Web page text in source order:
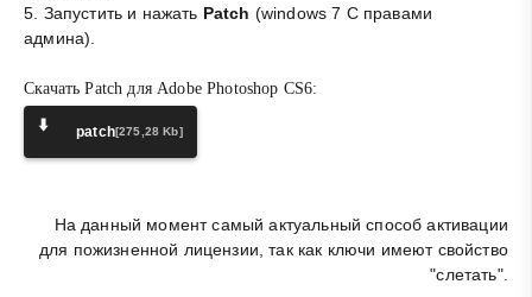
5. Запустить и нажать Patch (windows 7 С правами
админа).
Скачать Patch для Adobe Photoshop CS6:
⬇️ patch[275,28 Kb]
На данный момент самый актуальный способ активации
для пожизненной лицензии, так как ключи имеют свойство
"слетать".